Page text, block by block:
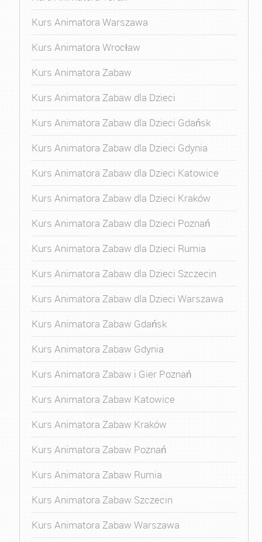
Kurs Animatora Warszawa
Kurs Animatora Wrocław
Kurs Animatora Zabaw
Kurs Animatora Zabaw dla Dzieci
Kurs Animatora Zabaw dla Dzieci Gdańsk
Kurs Animatora Zabaw dla Dzieci Gdynia
Kurs Animatora Zabaw dla Dzieci Katowice
Kurs Animatora Zabaw dla Dzieci Kraków
Kurs Animatora Zabaw dla Dzieci Poznań
Kurs Animatora Zabaw dla Dzieci Rumia
Kurs Animatora Zabaw dla Dzieci Szczecin
Kurs Animatora Zabaw dla Dzieci Warszawa
Kurs Animatora Zabaw Gdańsk
Kurs Animatora Zabaw Gdynia
Kurs Animatora Zabaw i Gier Poznań
Kurs Animatora Zabaw Katowice
Kurs Animatora Zabaw Kraków
Kurs Animatora Zabaw Poznań
Kurs Animatora Zabaw Rumia
Kurs Animatora Zabaw Szczecin
Kurs Animatora Zabaw Warszawa